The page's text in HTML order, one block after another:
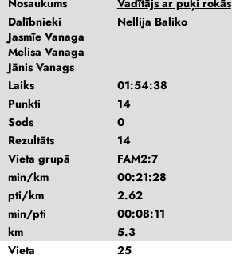
Nosaukums
Vadītājs ar puķi rokās
Dalībnieki
Nellija Baliko
Jasmīe Vanaga
Melisa Vanaga
Jānis Vanags
Laiks
01:54:38
Punkti
14
Sods
0
Rezultāts
14
Vieta grupā
FAM2:7
min/km
00:21:28
pti/km
2.62
min/pti
00:08:11
km
5.3
Vieta
25